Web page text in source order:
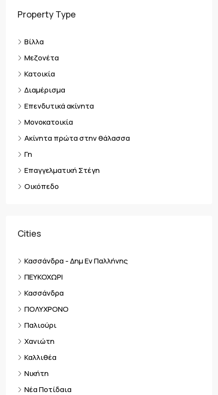
Property Type
Βίλλα
Μεζονέτα
Κατοικία
Διαμέρισμα
Επενδυτικά ακίνητα
Μονοκατοικία
Ακίνητα πρώτα στην θάλασσα
Γη
Επαγγελματική Στέγη
Οικόπεδο
Cities
Κασσάνδρα - Δημ Εν Παλλήνης
ΠΕΥΚΟΧΩΡΙ
Κασσάνδρα
ΠΟΛΥΧΡΟΝΟ
Παλιούρι
Χανιώτη
Καλλιθέα
Νικήτη
Νέα Ποτίδαια